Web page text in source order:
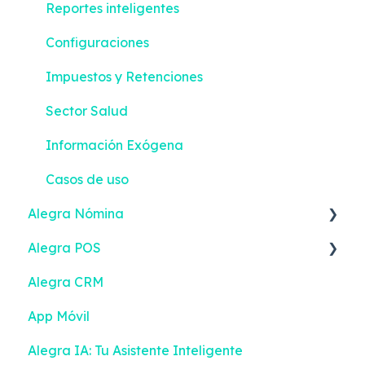
Reportes inteligentes
Configuraciones
Impuestos y Retenciones
Sector Salud
Información Exógena
Casos de uso
Alegra Nómina
Nómina Electrónica
Empleados
Configuración | Solo Emisión
Nómina Electrónica | Solo Emisión
Alegra POS
Facturación Electrónica
Documento POS Electrónico
Inventario
Alegra CRM
App Móvil
Alegra IA: Tu Asistente Inteligente